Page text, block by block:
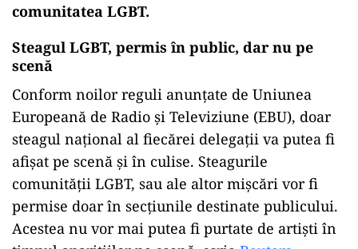
comunitatea LGBT.
Steagul LGBT, permis în public, dar nu pe
scenă
Conform noilor reguli anunțate de Uniunea
Europeană de Radio și Televiziune (EBU), doar
steagul național al fiecărei delegații va putea fi
afișat pe scenă și în culise. Steagurile
comunității LGBT, sau ale altor mișcări vor fi
permise doar în secțiunile destinate publicului.
Acestea nu vor mai putea fi purtate de artiști în